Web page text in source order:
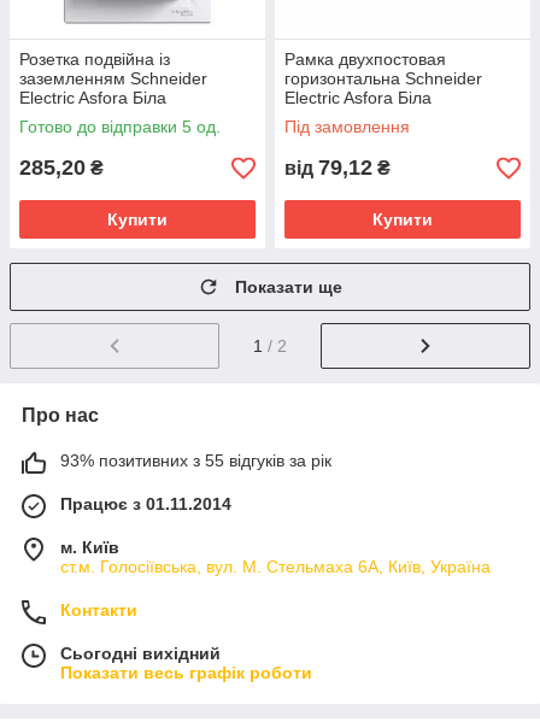
Розетка подвійна із
заземленням Schneider
Electric Asfora Біла
Готово до відправки 5 од.
285,20 ₴
Купити
Рамка двухпостовая
горизонтальна Schneider
Electric Asfora Біла
Під замовлення
від 79,12 ₴
Купити
Показати ще
1 / 2
Про нас
93% позитивних з 55 відгуків за рік
Працює з 01.11.2014
м. Київ
ст.м. Голосіївська, вул. М. Стельмаха 6А, Київ, Україна
Контакти
Сьогодні вихідний
Показати весь графік роботи